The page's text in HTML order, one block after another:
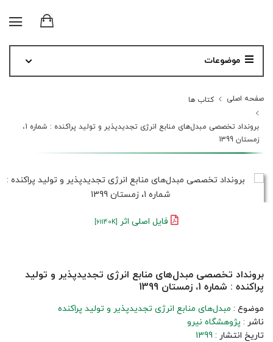
موضوعات
صفحه اصلی کتاب ها
برونداد تخصصی مبدل‌های منابع انرژی تجدیدپذیر و تولید پراکنده : شماره 1،
زمستان 1399
فایل اصلی اثر [61140K]
برونداد تخصصی مبدل‌های منابع انرژی تجدیدپذیر و تولید
پراکنده : شماره 1، زمستان 1399
موضوع : مبدل‌های منابع انرژی تجدیدپذیر و تولید پراکنده
ناشر : پژوهشگاه نیرو
تاریخ انتشار : 1399